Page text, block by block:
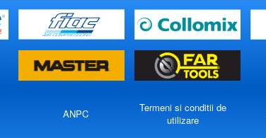
ANPC
Termeni si conditii de
utilizare